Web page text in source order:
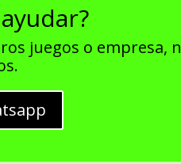
juegos o empresa,